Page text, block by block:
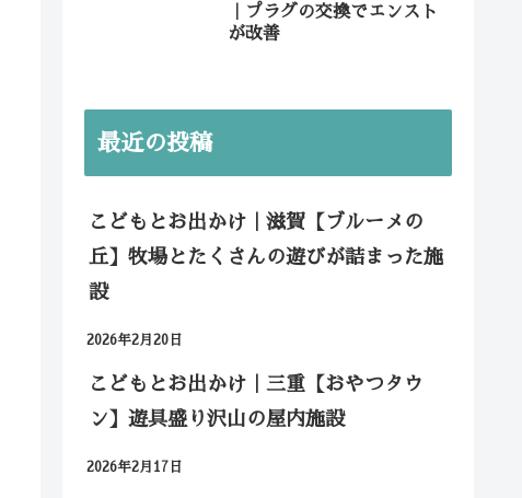
｜プラグの交換でエンスト
が改善
最近の投稿
こどもとお出かけ｜滋賀【ブルーメの
丘】牧場とたくさんの遊びが詰まった施
設
2026年2月20日
こどもとお出かけ｜三重【おやつタウ
ン】遊具盛り沢山の屋内施設
2026年2月17日